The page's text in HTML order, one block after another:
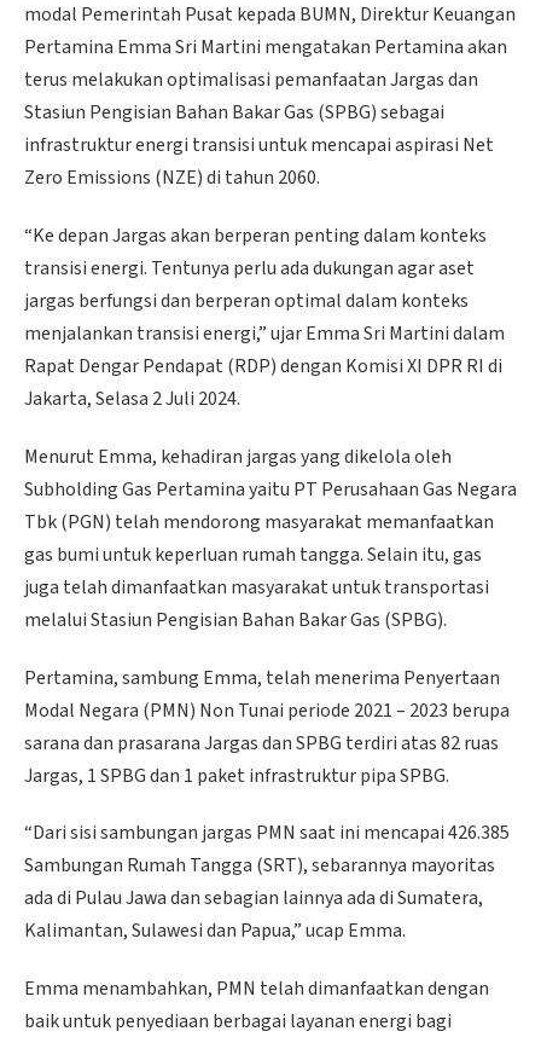
modal Pemerintah Pusat kepada BUMN, Direktur Keuangan
Pertamina Emma Sri Martini mengatakan Pertamina akan
terus melakukan optimalisasi pemanfaatan Jargas dan
Stasiun Pengisian Bahan Bakar Gas (SPBG) sebagai
infrastruktur energi transisi untuk mencapai aspirasi Net
Zero Emissions (NZE) di tahun 2060.
“Ke depan Jargas akan berperan penting dalam konteks
transisi energi. Tentunya perlu ada dukungan agar aset
jargas berfungsi dan berperan optimal dalam konteks
menjalankan transisi energi,” ujar Emma Sri Martini dalam
Rapat Dengar Pendapat (RDP) dengan Komisi XI DPR RI di
Jakarta, Selasa 2 Juli 2024.
Menurut Emma, kehadiran jargas yang dikelola oleh
Subholding Gas Pertamina yaitu PT Perusahaan Gas Negara
Tbk (PGN) telah mendorong masyarakat memanfaatkan
gas bumi untuk keperluan rumah tangga. Selain itu, gas
juga telah dimanfaatkan masyarakat untuk transportasi
melalui Stasiun Pengisian Bahan Bakar Gas (SPBG).
Pertamina, sambung Emma, telah menerima Penyertaan
Modal Negara (PMN) Non Tunai periode 2021 – 2023 berupa
sarana dan prasarana Jargas dan SPBG terdiri atas 82 ruas
Jargas, 1 SPBG dan 1 paket infrastruktur pipa SPBG.
“Dari sisi sambungan jargas PMN saat ini mencapai 426.385
Sambungan Rumah Tangga (SRT), sebarannya mayoritas
ada di Pulau Jawa dan sebagian lainnya ada di Sumatera,
Kalimantan, Sulawesi dan Papua,” ucap Emma.
Emma menambahkan, PMN telah dimanfaatkan dengan
baik untuk penyediaan berbagai layanan energi bagi